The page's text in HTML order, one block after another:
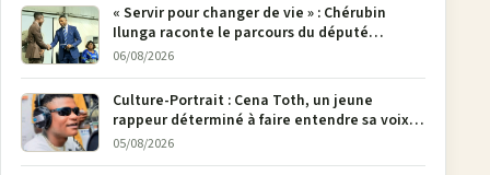
« Servir pour changer de vie » : Chérubin
Ilunga raconte le parcours du député
national Jethro Muyombi Tshimbu en 137
06/08/2026
Culture-Portrait : Cena Toth, un jeune
rappeur déterminé à faire entendre sa voix à
Bunia
05/08/2026